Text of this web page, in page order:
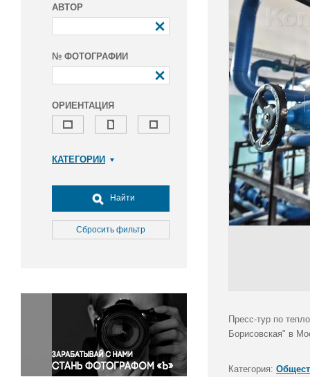
АВТОР
№ ФОТОГРАФИИ
ОРИЕНТАЦИЯ
КАТЕГОРИИ
Досуг, туризм и отдых
Культура
Медицина
Окружающая среда
Политика
Правосудие
Происшествия и конфликты
Религия
Найти
Сбросить фильтр
Пресс-тур по
Борисовская" в
Категория: